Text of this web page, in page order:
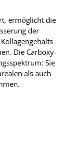
ermöglicht die
der
Die Carboxy-
Sie
als auch